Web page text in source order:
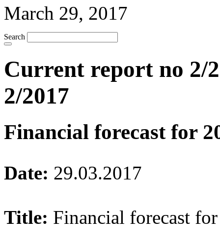
March 29, 2017
Search
Current report no 2/
2/2017
Financial forecast for
Date: 29.03.2017
Title: Financial forecast